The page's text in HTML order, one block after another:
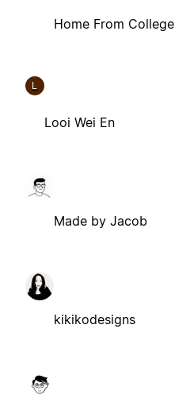
Home From College
L
Looi Wei En
Made by Jacob
kikikodesigns